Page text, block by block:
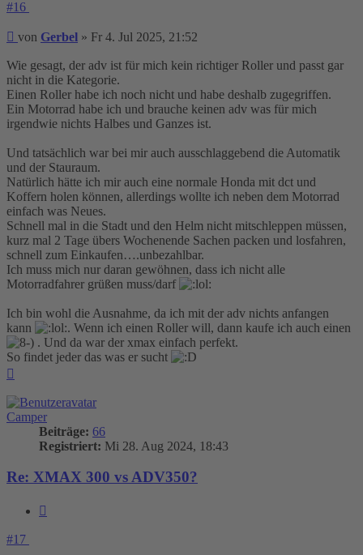
#16
Beitrag
von Gerbel » Fr 4. Jul 2025, 21:52
Wie gesagt, der adv ist für mich kein richtiger Roller und passt gar
nicht in die Kategorie.
Einen Roller habe ich noch nicht und habe deshalb zugegriffen.
Ein Motorrad habe ich und brauche keinen adv was für mich
irgendwie nichts Halbes und Ganzes ist.
Und tatsächlich war bei mir auch ausschlaggebend die Automatik
und der Stauraum.
Natürlich hätte ich mir auch eine normale Honda mit dct und
Koffern holen können, allerdings wollte ich neben dem Motorrad
einfach was Neues.
Schnell mal in die Stadt und den Helm nicht mitschleppen müssen,
kurz mal 2 Tage übers Wochenende Sachen packen und losfahren,
schnell zum Einkaufen….unbezahlbar.
Ich muss mich nur daran gewöhnen, dass ich nicht alle
Motorradfahrer grüßen muss/darf
Ich bin wohl die Ausnahme, da ich mit der adv nichts anfangen
kann
. Wenn ich einen Roller will, dann kaufe ich auch einen
. Und da war der xmax einfach perfekt.
So findet jeder das was er sucht
Camper
Beiträge: 66
Registriert: Mi 28. Aug 2024, 18:43
Re: XMAX 300 vs ADV350?
#17